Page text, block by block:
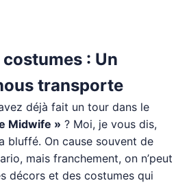
: Un
transporte
déjà fait un tour dans le
Midwife » ? Moi, je vous dis,
bluffé. On cause souvent de
mais franchement, on n’peut
décors et des costumes qui